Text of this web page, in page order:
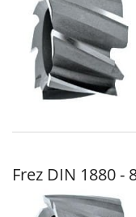
Frez DIN 1880 -